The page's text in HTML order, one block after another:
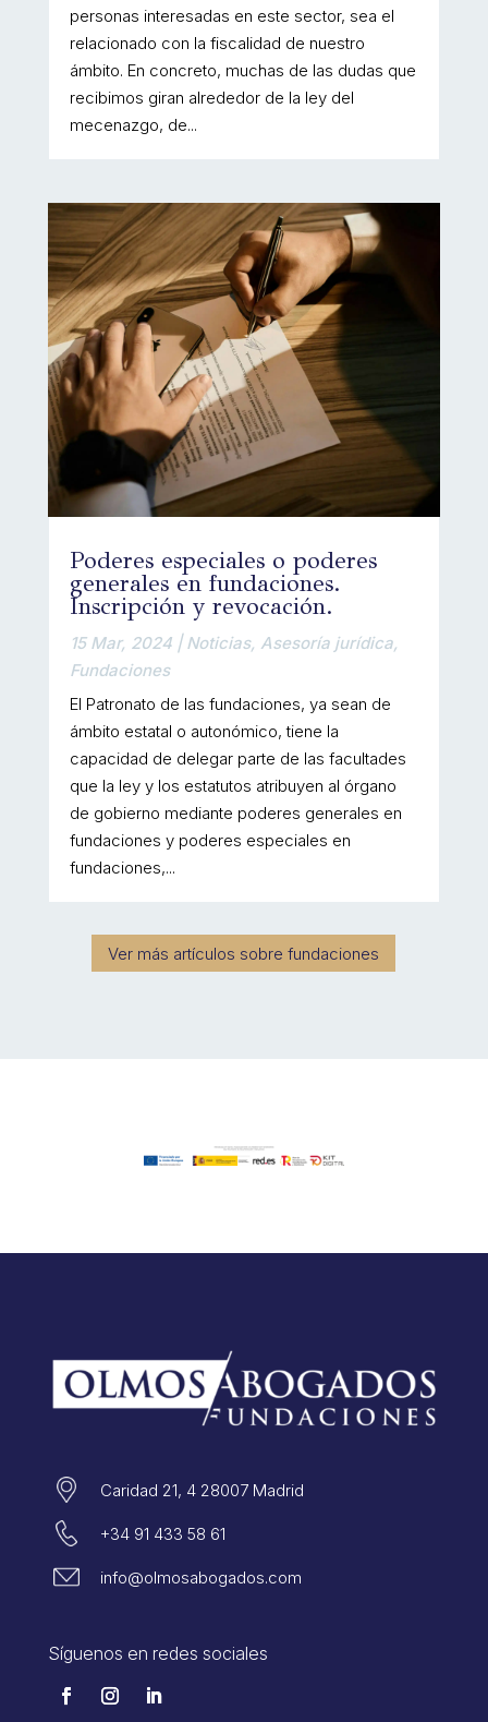
personas interesadas en este sector, sea el
relacionado con la fiscalidad de nuestro
ámbito. En concreto, muchas de las dudas que
recibimos giran alrededor de la ley del
mecenazgo, de...
Poderes especiales o poderes
generales en fundaciones.
Inscripción y revocación.
15 Mar, 2024| Noticias, Asesoría jurídica,
Fundaciones
El Patronato de las fundaciones, ya sean de
ámbito estatal o autonómico, tiene la
capacidad de delegar parte de las facultades
que la ley y los estatutos atribuyen al órgano
de gobierno mediante poderes generales en
fundaciones y poderes especiales en
fundaciones,...
Ver más artículos sobre fundaciones
Caridad 21, 4 28007 Madrid
+34 91 433 58 61
info@olmosabogados.com
Síguenos en redes sociales